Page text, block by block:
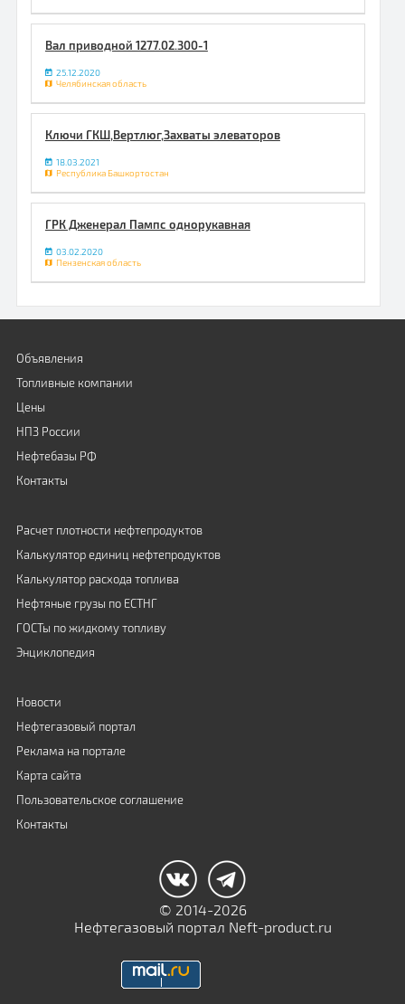
Вал приводной 1277.02.300-1
25.12.2020
Челябинская область
Ключи ГКШ,Вертлюг,Захваты элеваторов
18.03.2021
Республика Башкортостан
ГРК Дженерал Пампс однорукавная
03.02.2020
Пензенская область
Объявления
Топливные компании
Цены
НПЗ России
Нефтебазы РФ
Контакты
Расчет плотности нефтепродуктов
Калькулятор единиц нефтепродуктов
Калькулятор расхода топлива
Нефтяные грузы по ЕСТНГ
ГОСТы по жидкому топливу
Энциклопедия
Новости
Нефтегазовый портал
Реклама на портале
Карта сайта
Пользовательское соглашение
Контакты
© 2014-2026
Нефтегазовый портал Neft-product.ru